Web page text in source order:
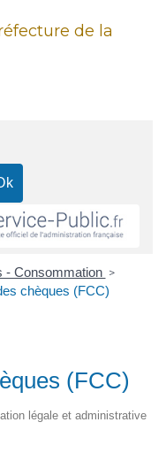
de la
- Consommation >
chèques (FCC)
(FCC)
légale et administrative